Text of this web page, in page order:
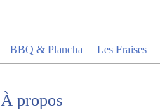
BBQ & Plancha Les Fraises
À propos